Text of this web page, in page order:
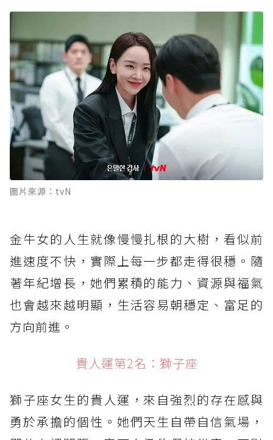
圖片來源：tvN
金牛女的人生就像慢慢扎根的大樹，看似前
進速度不快，實際上每一步都走得很穩。隨
著年紀增長，她們累積的能力、資源與福氣
也會越來越明顯，生活容易朝穩定、富足的
方向前進。
貴人運第2名：獅子座
獅子座女生的貴人運，來自強烈的存在感與
勇於承擔的個性。她們天生自帶自信氣場，